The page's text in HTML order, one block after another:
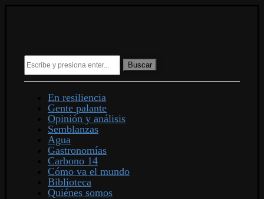
Buscar
En resiliencia
Gente palante
Opinión y análisis
Semblanzas
Agua
Gastronomías
Carbono 14
Cómo va el mundo
Biblioteca
Quiénes somos